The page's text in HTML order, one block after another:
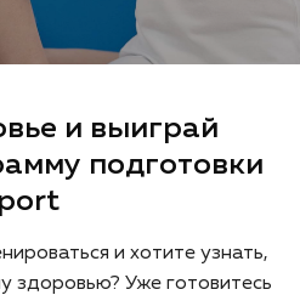
и выиграй
подготовки
и хотите узнать,
здоровью? Уже готовитесь